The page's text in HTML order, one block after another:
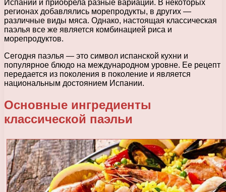
Испании и приобрела разные вариации. В некоторых
регионах добавлялись морепродукты, в других —
различные виды мяса. Однако, настоящая классическая
паэлья все же является комбинацией риса и
морепродуктов.
Сегодня паэлья — это символ испанской кухни и
популярное блюдо на международном уровне. Ее рецепт
передается из поколения в поколение и является
национальным достоянием Испании.
Основные ингредиенты
классической паэльи